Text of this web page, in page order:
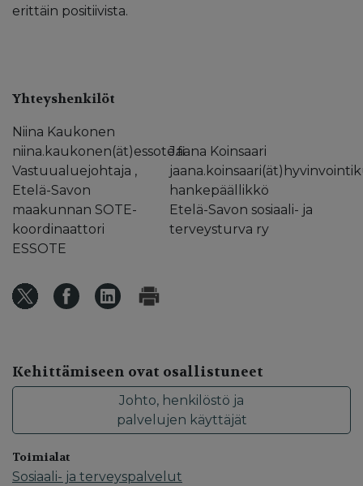
erittäin positiivista.
Yhteyshenkilöt
Niina Kaukonen
niina.kaukonen(ät)essote.fi
Vastuualuejohtaja ,
Etelä-Savon
maakunnan SOTE-
koordinaattori
ESSOTE
Jaana Koinsaari
hankepäällikkö
Etelä-Savon sosiaali- ja
terveysturva ry
Kehittämiseen ovat osallistuneet
Johto, henkilöstö ja
palvelujen käyttäjät
Toimialat
Sosiaali- ja terveyspalvelut